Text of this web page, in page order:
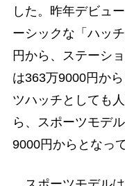
した。昨年デビュ
ーシックな「ハッ
円から、ステーシ
は363万9000円か
ツハッチとしても
ら、スポーツモデ
9000円からとなっ